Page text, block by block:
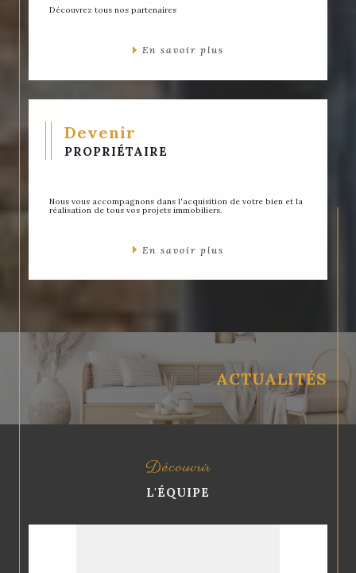
Découvrez tous nos partenaires
En savoir plus
Devenir
PROPRIÉTAIRE
Nous vous accompagnons dans l'acquisition de votre bien et la
réalisation de tous vos projets immobiliers.
En savoir plus
ACTUALITÉS
Découvrir
L'ÉQUIPE